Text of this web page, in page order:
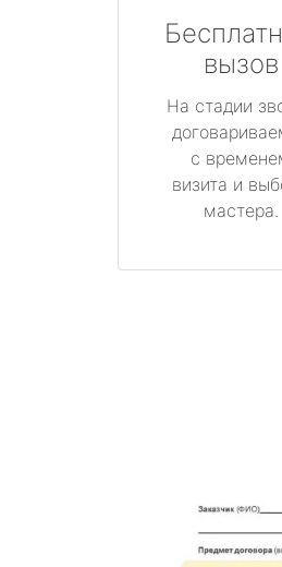
вызов
На стадии
с
визита и
мастера.